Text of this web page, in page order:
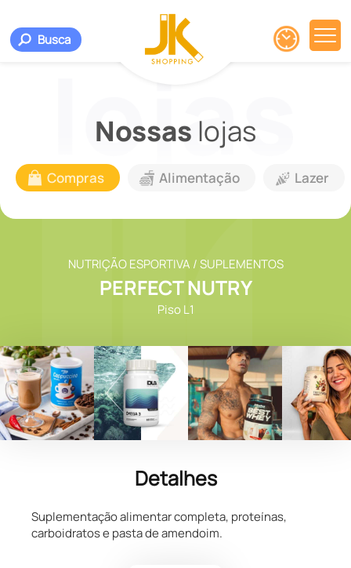
Busca
Nossas lojas
Compras Alimentação Lazer
NUTRIÇÃO ESPORTIVA / SUPLEMENTOS
PERFECT NUTRY
Piso L1
Detalhes
Suplementação alimentar completa, proteínas,
carboidratos e pasta de amendoim.